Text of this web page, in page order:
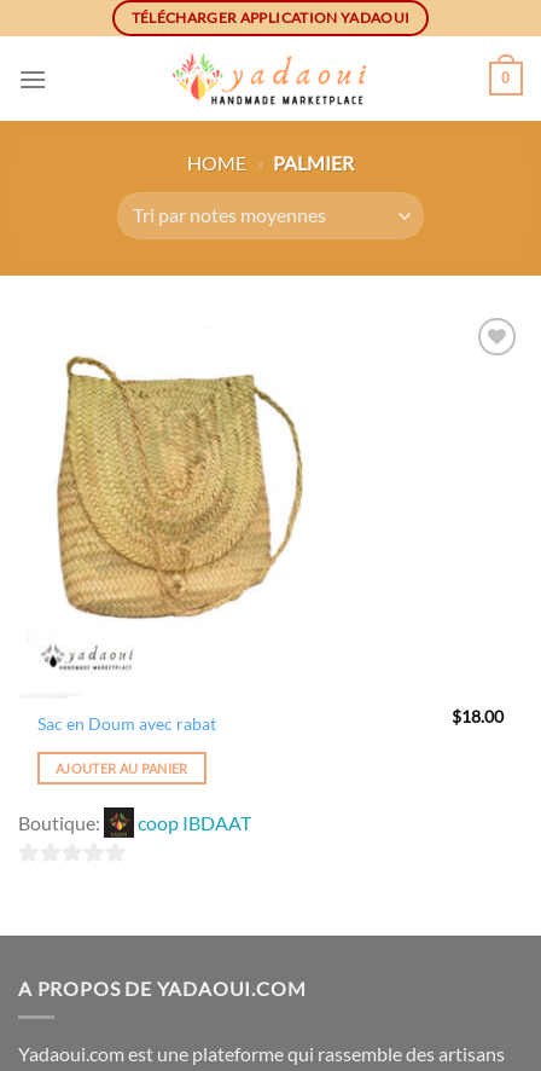
to
content
TÉLÉCHARGER APPLICATION YADAOUI
0
HOME » PALMIER
Sac en Doum avec rabat $18.00
AJOUTER AU PANIER
Boutique: coop IBDAAT
5
A PROPOS DE YADAOUI.COM
Yadaoui.com est une plateforme qui rassemble des artisans